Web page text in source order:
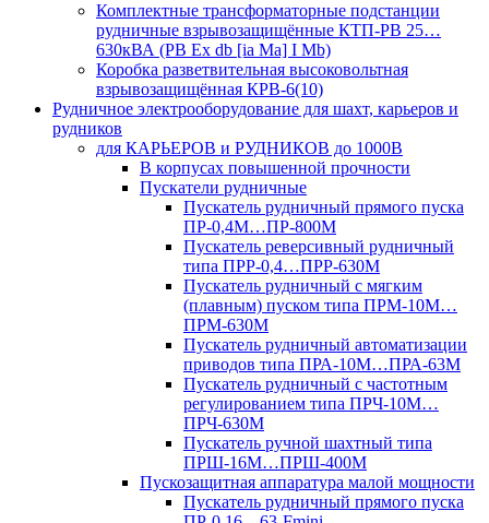
Комплектные трансформаторные подстанции
рудничные взрывозащищённые КТП-РВ 25…
630кВА (РВ Ex db [ia Ma] I Mb)
Коробка разветвительная высоковольтная
взрывозащищённая КРВ-6(10)
Рудничное электрооборудование для шахт, карьеров и
рудников
для КАРЬЕРОВ и РУДНИКОВ до 1000В
В корпусах повышенной прочности
Пускатели рудничные
Пускатель рудничный прямого пуска
ПР-0,4М…ПР-800М
Пускатель реверсивный рудничный
типа ПРР-0,4…ПРР-630М
Пускатель рудничный с мягким
(плавным) пуском типа ПРМ-10М…
ПРМ-630М
Пускатель рудничный автоматизации
приводов типа ПРА-10М…ПРА-63М
Пускатель рудничный с частотным
регулированием типа ПРЧ-10М…
ПРЧ-630М
Пускатель ручной шахтный типа
ПРШ-16М…ПРШ-400М
Пускозащитная аппаратура малой мощности
Пускатель рудничный прямого пуска